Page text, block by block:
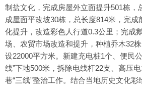
制盐文化，完成房屋外立面提升501栋，
成屋面平改坡30栋，总长度814米，完
化提升，改造彩色人行道0.3公里；完成
场、农贸市场改造和提升，种植乔木32
设22000平方米。新建充电桩1个、便民
线”下地500米，拆除电线杆22支、高压
巷“三线”整治工作。结合当地历史文化彩